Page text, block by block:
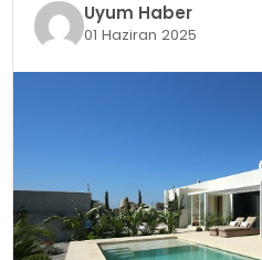
Uyum Haber
01 Haziran 2025